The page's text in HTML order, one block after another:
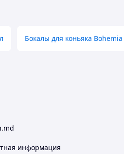
Бокалы для коньяка Bohemia
информация